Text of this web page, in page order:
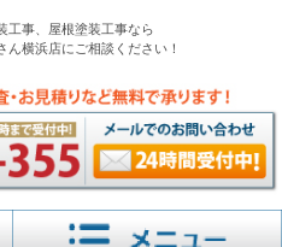
工事、屋根塗装工事なら
ん横浜店にご相談ください！